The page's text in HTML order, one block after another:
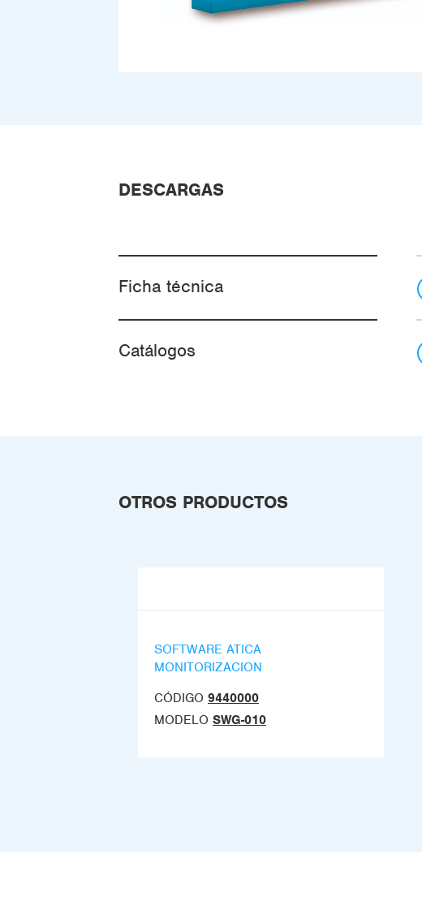
DESCARGAS
Ficha técnica
Catálogos
OTROS PRODUCTOS
SOFTWARE ATICA
MONITORIZACION
CÓDIGO 9440000
MODELO SWG-010